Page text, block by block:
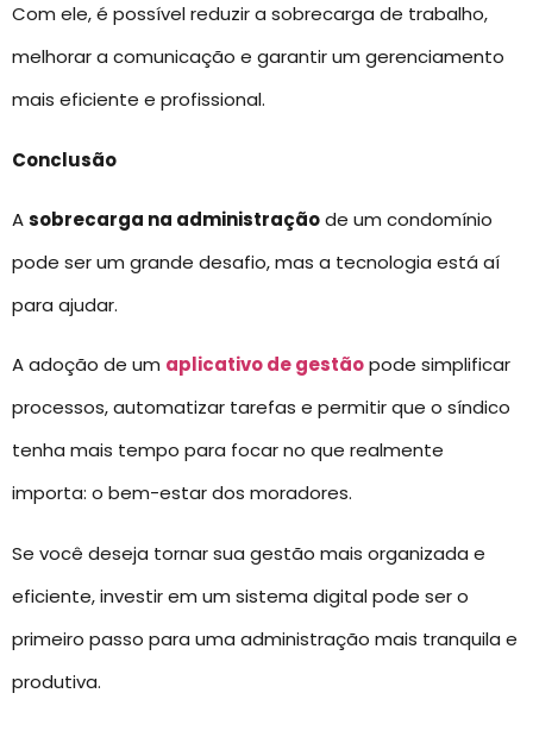
Com ele, é possível reduzir a sobrecarga de trabalho,
melhorar a comunicação e garantir um gerenciamento
mais eficiente e profissional.
Conclusão
Asobrecarga na administraçãode um condomínio
pode ser um grande desafio, mas a tecnologia está aí
para ajudar.
A adoção de um aplicativo de gestãopode simplificar
processos, automatizar tarefas e permitir que o síndico
tenha mais tempo para focar no que realmente
importa: o bem-estar dos moradores.
Se você deseja tornar sua gestão mais organizada e
eficiente, investir em um sistema digital pode ser o
primeiro passo para uma administração mais tranquila e
produtiva.